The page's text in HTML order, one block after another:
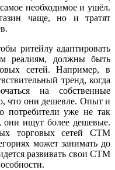
необходимое и ушёл.
чаще, но и тратят
ритейлу адаптировать
реалиям, должны быть
сетей. Например, в
тренд, когда
на собственные
что они дешевле. Опыт и
потребители уже не так
они ищут более дешевые.
торговых сетей СТМ
может занимать до
развивать свои СТМ